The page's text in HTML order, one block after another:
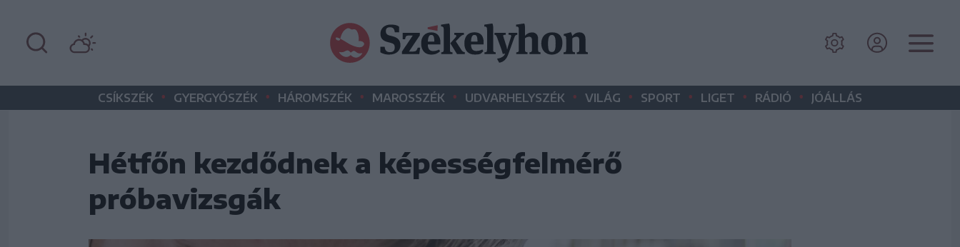
CSÍKSZÉK • GYERGYÓSZÉK • HÁROMSZÉK • MAROSSZÉK • UDVARHELYSZÉK • VILÁG • SPORT • LIGET • RÁDIÓ • JÓÁLLÁS
Hétfőn kezdődnek a képességfelmérő
próbavizsgák